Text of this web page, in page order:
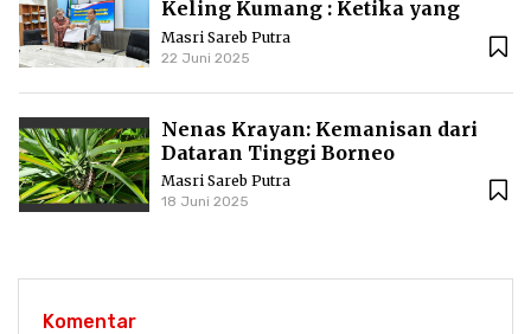
Keling Kumang : Ketika yang
Kecil Mengajari yang Besar
Masri Sareb Putra
22 Juni 2025
Nenas Krayan: Kemanisan dari
Dataran Tinggi Borneo
Masri Sareb Putra
18 Juni 2025
Komentar